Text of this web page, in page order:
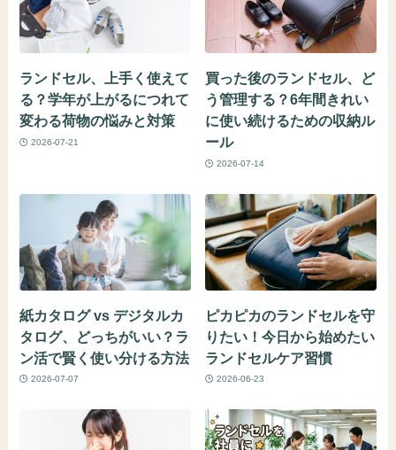
ランドセル、上手く使えて
る？学年が上がるにつれて
変わる荷物の悩みと対策
2026-07-21
買った後のランドセル、ど
う管理する？6年間きれい
に使い続けるための収納ル
ール
2026-07-14
紙カタログ vs デジタルカ
タログ、どっちがいい？ラ
ン活で賢く使い分ける方法
2026-07-07
ピカピカのランドセルを守
りたい！今日から始めたい
ランドセルケア習慣
2026-06-23